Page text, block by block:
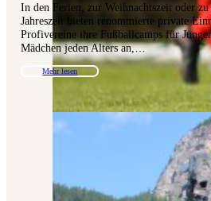
In den Ferien, zur Weihnachtszeit oder zu
Jahreszeit bieten renommierte private
Profivereine ihre Fußballcamps für
Mädchen jeden Alters an,…
Mehr lesen